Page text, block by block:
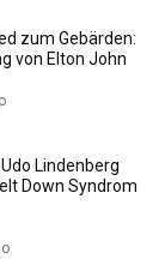
zum Gebärden:
von Elton John
Lindenberg
Down Syndrom